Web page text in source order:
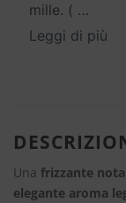
mille. ( …
Leggi di più
Una frizzante
elegante aroma